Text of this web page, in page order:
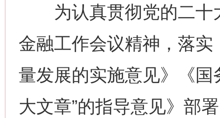
为认真贯彻党的二十
金融工作会议精神，落
量发展的实施意见》《国
大文章”的指导意见》部